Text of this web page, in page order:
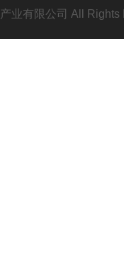
业有限公司 All